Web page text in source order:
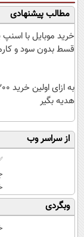
مطالب پیشنهادی
قسط بدون سود و
هدیه بگیر
از سراسر وب
وبگردی